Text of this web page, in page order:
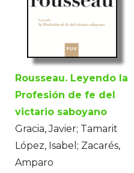
Rousseau. Leyendo la
Profesión de fe del
victario saboyano
Gracia, Javier; Tamarit
López, Isabel; Zacarés,
Amparo